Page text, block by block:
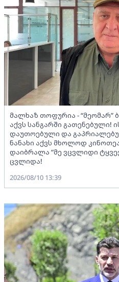
მალხაზ თოფურია - “მეომარ”
აქვს სანგარში გათენებული!
დაუთოებული და
ნანახი აქვს მხოლოდ
დაიბრალა “მე ვცვლიდი
ცვლიდა!
2026/08/10 13:39